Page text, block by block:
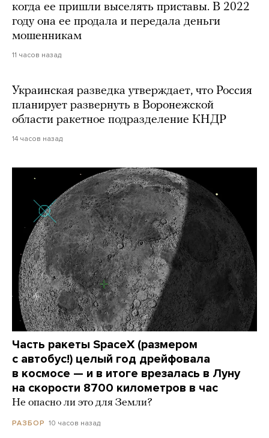
когда ее пришли выселять приставы. В 2022
году она ее продала и передала деньги
мошенникам
11 часов назад
Украинская разведка утверждает, что Россия
планирует развернуть в Воронежской
области ракетное подразделение КНДР
14 часов назад
Часть ракеты SpaceX (размером
с автобус!) целый год дрейфовала
в космосе — и в итоге врезалась в Луну
на скорости 8700 километров в час
Не опасно ли это для Земли?
РАЗБОР 10 часов назад